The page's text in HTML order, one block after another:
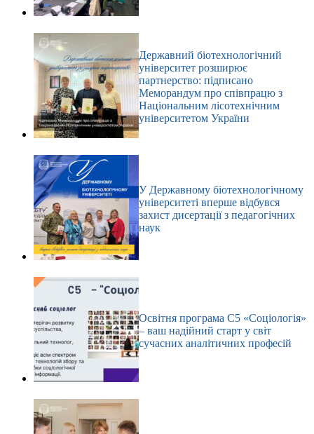
Державний біотехнологічний
університет розширює
партнерство: підписано
Меморандум про співпрацю з
Національним лісотехнічним
університетом України
У Державному біотехнологічному
університеті вперше відбувся
захист дисертації з педагогічних
наук
Освітня програма С5 «Соціологія»
– ваш надійний старт у світ
сучасних аналітичних професій